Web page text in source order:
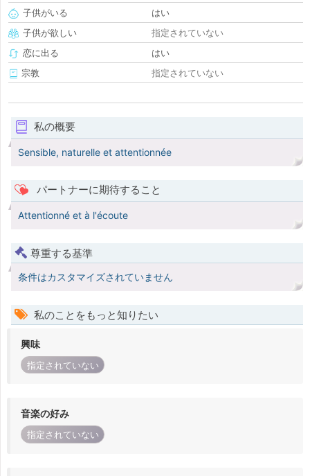
子供がいる
はい
子供が欲しい
指定されていない
恋に出る
はい
宗教
指定されていない
私の概要
Sensible, naturelle et attentionnée
パートナーに期待すること
Attentionné et à l'écoute
尊重する基準
条件はカスタマイズされていません
私のことをもっと知りたい
興味
指定されていない
音楽の好み
指定されていない